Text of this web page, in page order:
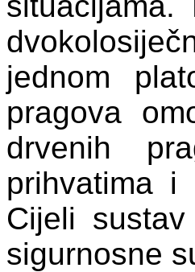
jednom
pragova
drvenih
prihvatima i
Cijeli
sigurnosne